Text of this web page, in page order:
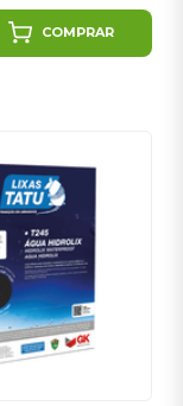
COMPRAR